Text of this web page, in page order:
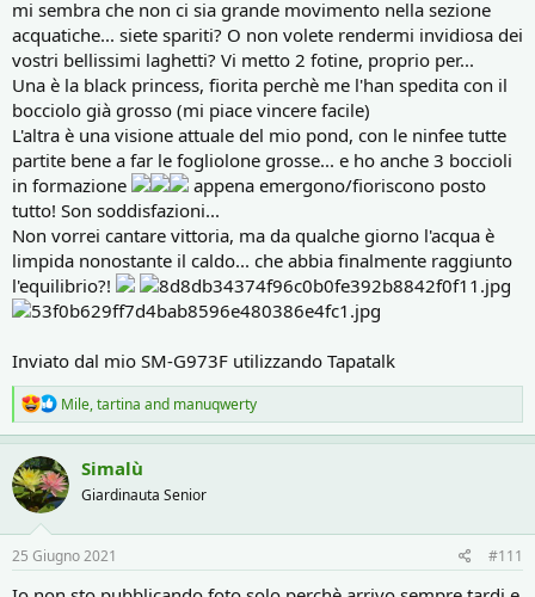
mi sembra che non ci sia grande movimento nella sezione
acquatiche... siete spariti? O non volete rendermi invidiosa dei
vostri bellissimi laghetti? Vi metto 2 fotine, proprio per...
Una è la black princess, fiorita perchè me l'han spedita con il
bocciolo già grosso (mi piace vincere facile)
L'altra è una visione attuale del mio pond, con le ninfee tutte
partite bene a far le fogliolone grosse... e ho anche 3 boccioli
in formazione
appena emergono/fioriscono posto
tutto! Son soddisfazioni...
Non vorrei cantare vittoria, ma da qualche giorno l'acqua è
limpida nonostante il caldo... che abbia finalmente raggiunto
l'equilibrio?!
Inviato dal mio SM-G973F utilizzando Tapatalk
R
e
a
c
t
i
n
s
:
Mile,tartina and manuqwerty
Simalù
Giardinauta Senior
25 Giugno 2021 #111